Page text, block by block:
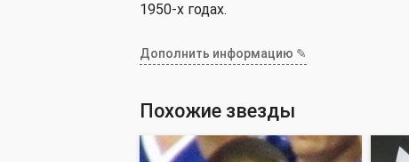
1950-х годах.
Дополнить информацию ✎
Похожие звезды